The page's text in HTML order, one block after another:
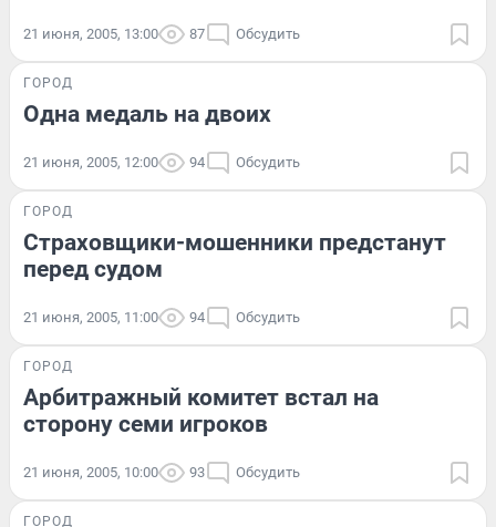
21 июня, 2005, 13:00 87 Обсудить
ГОРОД
Одна медаль на двоих
21 июня, 2005, 12:00 94 Обсудить
ГОРОД
Страховщики-мошенники предстанут
перед судом
21 июня, 2005, 11:00 94 Обсудить
ГОРОД
Арбитражный комитет встал на
сторону семи игроков
21 июня, 2005, 10:00 93 Обсудить
ГОРОД